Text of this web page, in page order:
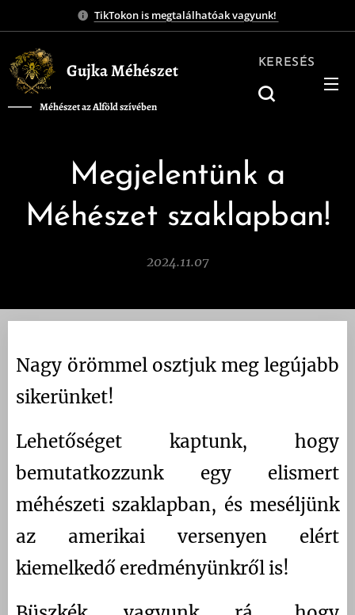
TikTokon is megtalálhatóak vagyunk!
Gujka Méhészet
Méhészet az Alföld szívében
KERESÉS
Megjelentünk a
Méhészet szaklapban!
2024.11.07
Nagy örömmel osztjuk meg legújabb
sikerünket!
Lehetőséget kaptunk, hogy
bemutatkozzunk egy elismert
méhészeti szaklapban, és meséljünk
az amerikai versenyen elért
kiemelkedő eredményünkről is!